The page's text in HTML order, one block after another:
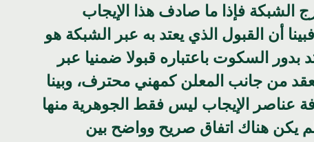
الشبكة فإذا ما صادف هذا الإيجاب
أن القبول الذي يعتد به عبر الشبكة هو
بدور السكوت باعتباره قبولا ضمنيا عبر
من جانب المعلن كمهني محترف، وبينا
عناصر الإيجاب ليس فقط الجوهرية منها
يكن هناك اتفاق صريح وواضح بين